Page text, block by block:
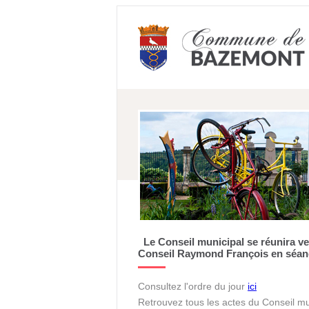
Le Conseil ​municipal se réunira
Conseil Raymond François en
Consultez l'ordre du jour ici
Retrouvez tous les actes du Conseil